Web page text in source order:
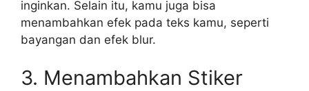
inginkan. Selain itu, kamu juga bisa
menambahkan efek pada teks kamu, seperti
bayangan dan efek blur.
3. Menambahkan Stiker